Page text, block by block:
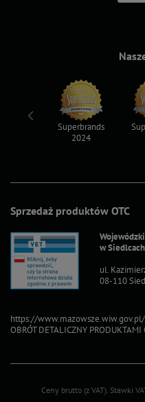
Sprzedaż produktów OTC
w Siedlcach
ul.
08-110
https://www.mazowsze.wiw.gov.pl/
OBRÓT DETALICZNY PRODUKTAMI
Superbrands
2024
Ceny brutto (z VAT). Stawki